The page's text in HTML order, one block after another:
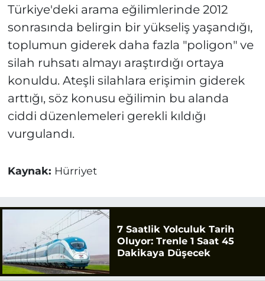
Türkiye'deki arama eğilimlerinde 2012
sonrasında belirgin bir yükseliş yaşandığı,
toplumun giderek daha fazla "poligon" ve
silah ruhsatı almayı araştırdığı ortaya
konuldu. Ateşli silahlara erişimin giderek
arttığı, söz konusu eğilimin bu alanda
ciddi düzenlemeleri gerekli kıldığı
vurgulandı.
Kaynak: Hürriyet
7 Saatlik Yolculuk Tarih
Oluyor: Trenle 1 Saat 45
Dakikaya Düşecek